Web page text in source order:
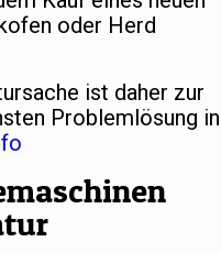
oder Herd
ist daher zur
Problemlösung in